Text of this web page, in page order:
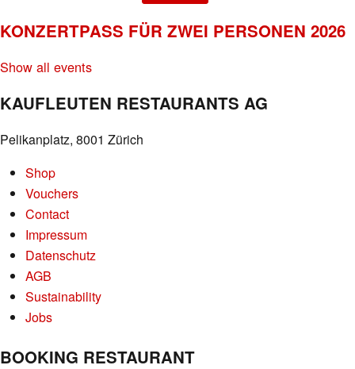
KONZERTPASS FÜR ZWEI PERSONEN 2026
Show all events
KAUFLEUTEN RESTAURANTS AG
Pelikanplatz, 8001 Zürich
Shop
Vouchers
Contact
Impressum
Datenschutz
AGB
Sustainability
Jobs
BOOKING RESTAURANT